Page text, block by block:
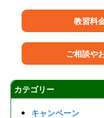
教習料
ご相談や
カテゴリー
キャンペーン